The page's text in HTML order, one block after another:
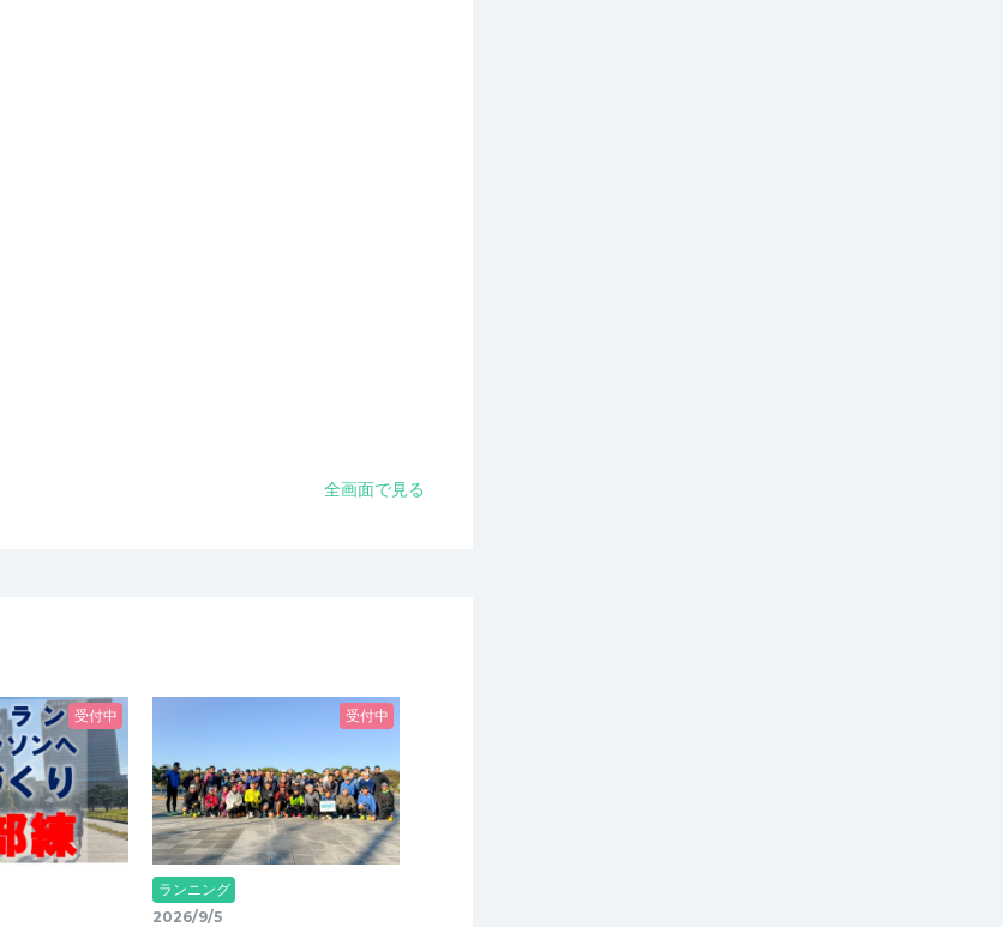
全画面で見る
受付中 受付中
ランニング
2026/9/5